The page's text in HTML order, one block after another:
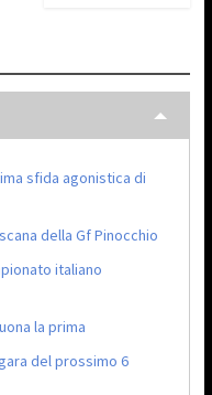
sfida agonistica di
della Gf Pinocchio
italiano
la prima
del prossimo 6